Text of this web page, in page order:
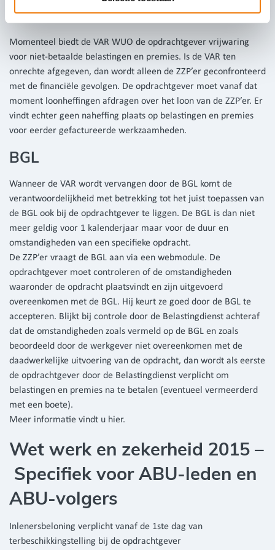
VAR
Momenteel biedt de VAR WUO de opdrachtgever vrijwaring
voor niet-betaalde belastingen en premies. Is de VAR ten
onrechte afgegeven, dan wordt alleen de ZZP’er geconfronteerd
met de financiële gevolgen. De opdrachtgever moet vanaf dat
moment loonheffingen afdragen over het loon van de ZZP’er. Er
vindt echter geen naheffing plaats op belastingen en premies
voor eerder gefactureerde werkzaamheden.
BGL
Wanneer de VAR wordt vervangen door de BGL komt de
verantwoordelijkheid met betrekking tot het juist toepassen van
de BGL ook bij de opdrachtgever te liggen. De BGL is dan niet
meer geldig voor 1 kalenderjaar maar voor de duur en
omstandigheden van een specifieke opdracht.
De ZZP’er vraagt de BGL aan via een webmodule. De
opdrachtgever moet controleren of de omstandigheden
waaronder de opdracht plaatsvindt en zijn uitgevoerd
overeenkomen met de BGL. Hij keurt ze goed door de BGL te
accepteren. Blijkt bij controle door de Belastingdienst achteraf
dat de omstandigheden zoals vermeld op de BGL en zoals
beoordeeld door de werkgever niet overeenkomen met de
daadwerkelijke uitvoering van de opdracht, dan wordt als eerste
de opdrachtgever door de Belastingdienst verplicht om
belastingen en premies na te betalen (eventueel vermeerderd
met een boete).
Meer informatie vindt u hier.
Wet werk en zekerheid 2015 –
Specifiek voor ABU-leden en
ABU-volgers
Inlenersbeloning verplicht vanaf de 1ste dag van
terbeschikkingstelling bij de opdrachtgever